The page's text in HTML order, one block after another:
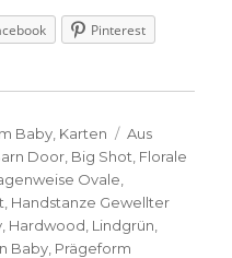
Pinterest
Baby Karten Schlagwörter
Aus
Door Big Shot Florale
Ovale
Handstanze Gewellter
Hardwood Lindgrün
Baby Prägeform